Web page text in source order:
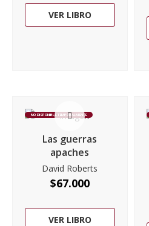
VER LIBRO
NO DISPONIBLE TEMPORALMENTE
Las guerras
apaches
David Roberts
$67.000
VER LIBRO